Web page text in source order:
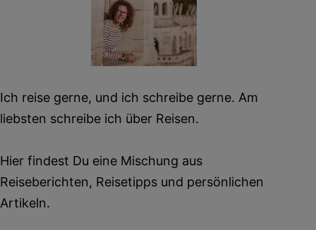
Ich reise gerne, und ich schreibe gerne. Am
liebsten schreibe ich über Reisen.
Hier findest Du eine Mischung aus
Reiseberichten, Reisetipps und persönlichen
Artikeln.